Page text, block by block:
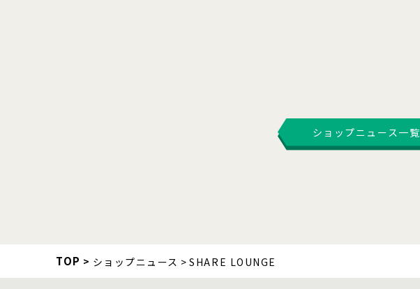
ショップニュース一覧
TOP ショップニュース SHARE LOUNGE